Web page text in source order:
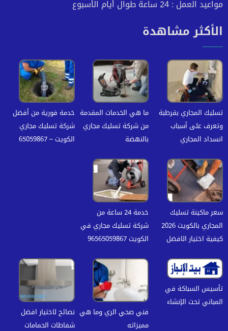
مواعيد العمل : 24 ساعة طوال أيام الأسبوع
الأكثر مشاهدة
تسليك المجاري بقرطبة
وتعرف على أسباب
انسداد المجاري
ما هي الخدمات المقدمة
من شركة تسليك مجاري
بالنهضة
خدمة فورية من أفضل
شركة تسليك مجاري
الكويت – 65059867
سعر ماكينة تسليك
المجاري بالكويت 2026
كيفية اختيار الافضل
خدمة 24 ساعة من
شركة تسليك مجاري في
الكويت 96565059867
تأسيس السباكة في
المباني تحت الإنشاء
فني صحي الري وما هي
مميزاته
نصائح لاختيار افضل
شفاطات الحمامات